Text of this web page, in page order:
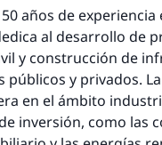
años de experiencia
al desarrollo de
y construcción de
públicos y privados.
en el ámbito
inversión, como las